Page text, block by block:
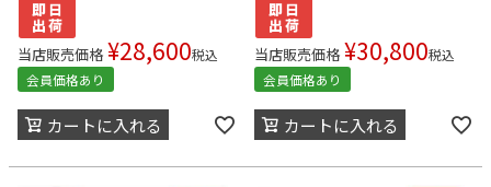
当店販売価格 ¥28,600税込
会員価格あり
カートに入れる
当店販売価格 ¥30,800税込
会員価格あり
カートに入れる